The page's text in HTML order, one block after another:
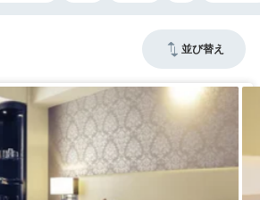
並び替え